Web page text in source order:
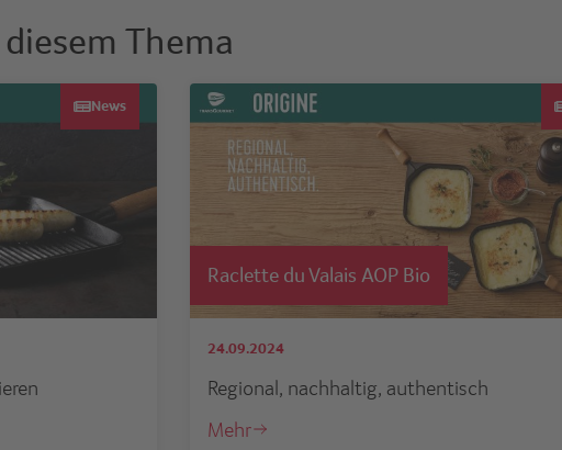
Thema
News
Raclette du Valais AOP Bio
24.09.2024
Regional, nachhaltig, authentisch
Mehr